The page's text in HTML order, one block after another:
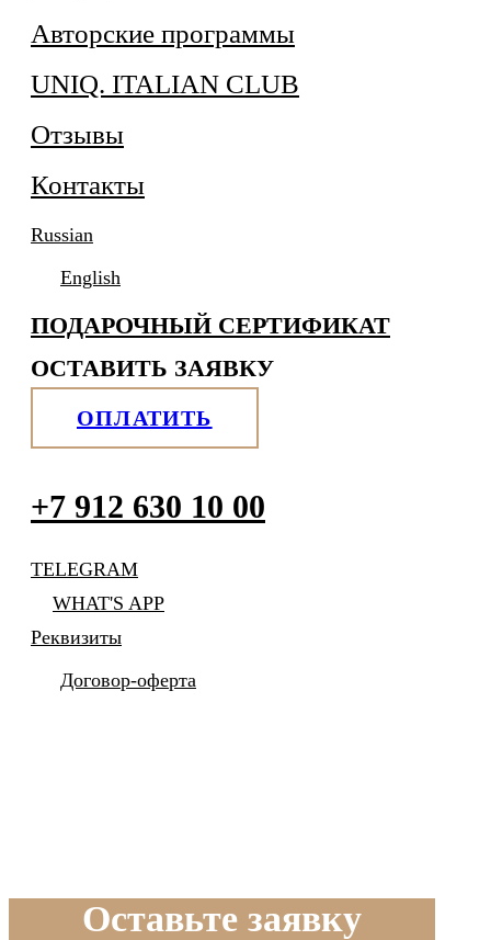
Авторские программы
UNIQ. ITALIAN CLUB
Отзывы
Контакты
Russian
English
ПОДАРОЧНЫЙ СЕРТИФИКАТ
ОСТАВИТЬ ЗАЯВКУ
ОПЛАТИТЬ
+7 912 630 10 00
TELEGRAM
WHAT'S APP
Реквизиты
Договор-оферта
Оставьте заявку